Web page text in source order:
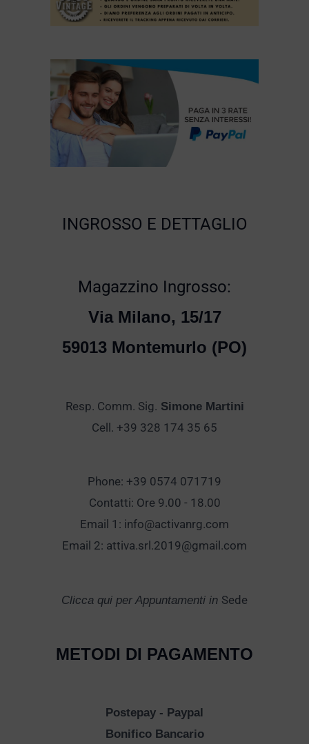
INGROSSO E DETTAGLIO
Magazzino Ingrosso:
Via Milano, 15/17
59013 Montemurlo (PO)
Resp. Comm. Sig. Simone Martini
Cell. +39 328 174 35 65
Phone: +39 0574 071719
Contatti: Ore 9.00 - 18.00
Email 1: info@activanrg.com
Email 2: attiva.srl.2019@gmail.com
Clicca qui per Appuntamenti in Sede
METODI DI PAGAMENTO
Postepay - Paypal
Bonifico Bancario